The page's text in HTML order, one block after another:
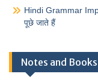
Hindi Grammar
पूछे जाते हैं
Notes and Books